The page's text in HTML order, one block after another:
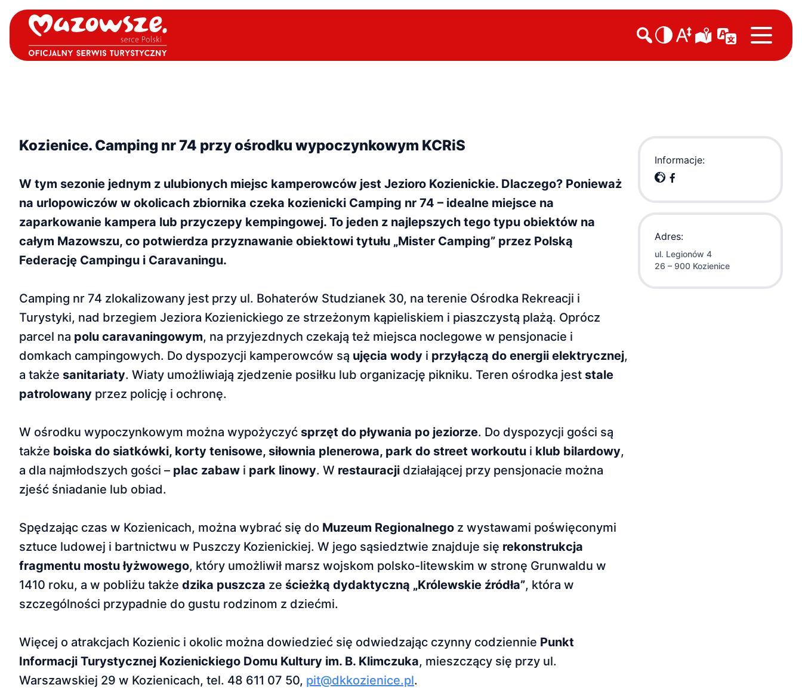

Kozienice. Camping nr 74 przy ośrodku wypoczynkowym KCRiS
W tym sezonie jednym z ulubionych miejsc kamperowców jest Jezioro Kozienickie. Dlaczego? Ponieważ
na urlopowiczów w okolicach zbiornika czeka kozienicki Camping nr 74 – idealne miejsce na
zaparkowanie kampera lub przyczepy kempingowej. To jeden z najlepszych tego typu obiektów na
całym Mazowszu, co potwierdza przyznawanie obiektowi tytułu „Mister Camping” przez Polską
Federację Campingu i Caravaningu.
Camping nr 74 zlokalizowany jest przy ul. Bohaterów Studzianek 30, na terenie Ośrodka Rekreacji i
Turystyki, nad brzegiem Jeziora Kozienickiego ze strzeżonym kąpieliskiem i piaszczystą plażą. Oprócz
parcel na polu caravaningowym, na przyjezdnych czekają też miejsca noclegowe w pensjonacie i
domkach campingowych. Do dyspozycji kamperowców są ujęcia wody i przyłączą do energii elektrycznej,
a także sanitariaty. Wiaty umożliwiają zjedzenie posiłku lub organizację pikniku. Teren ośrodka jest stale
patrolowany przez policję i ochronę.
W ośrodku wypoczynkowym można wypożyczyć sprzęt do pływania po jeziorze. Do dyspozycji gości są
także boiska do siatkówki, korty tenisowe, siłownia plenerowa, park do street workoutu i klub bilardowy,
a dla najmłodszych gości – plac zabaw i park linowy. W restauracji działającej przy pensjonacie można
zjeść śniadanie lub obiad.
Spędzając czas w Kozienicach, można wybrać się do Muzeum Regionalnego z wystawami poświęconymi
sztuce ludowej i bartnictwu w Puszczy Kozienickiej. W jego sąsiedztwie znajduje się rekonstrukcja
fragmentu mostu łyżwowego, który umożliwił marsz wojskom polsko-litewskim w stronę Grunwaldu w
1410 roku, a w pobliżu także dzika puszcza ze ścieżką dydaktyczną „Królewskie źródła”, która w
szczególności przypadnie do gustu rodzinom z dziećmi.
Więcej o atrakcjach Kozienic i okolic można dowiedzieć się odwiedzając czynny codziennie Punkt
Informacji Turystycznej Kozienickiego Domu Kultury im. B. Klimczuka, mieszczący się przy ul.
Warszawskiej 29 w Kozienicach, tel. 48 611 07 50, pit@dkkozienice.pl.
Informacje:
Adres:
ul. Legionów 4
26 – 900 Kozienice